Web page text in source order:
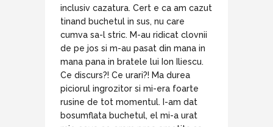
inclusiv cazatura. Cert e ca am cazut
tinand buchetul in sus, nu care
cumva sa-l stric. M-au ridicat clovnii
de pe jos si m-au pasat din mana in
mana pana in bratele lui Ion Iliescu.
Ce discurs?! Ce urari?! Ma durea
piciorul ingrozitor si mi-era foarte
rusine de tot momentul. I-am dat
bosumflata buchetul, el mi-a urat